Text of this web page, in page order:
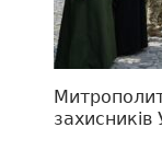
захисників